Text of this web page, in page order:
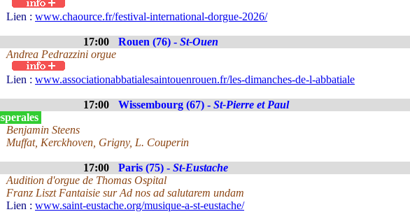
Lien : www.chaource.fr/festival-international-dorgue-2026/
17:00 Rouen (76) - St-Ouen
Andrea Pedrazzini orgue
Lien : www.associationabbatialesaintouenrouen.fr/les-dimanches-de-l-abbatiale
17:00 Wissembourg (67) - St-Pierre et Paul
Benjamin Steens
Muffat, Kerckhoven, Grigny, L. Couperin
17:00 Paris (75) - St-Eustache
Audition d'orgue de Thomas Ospital
Franz Liszt Fantaisie sur Ad nos ad salutarem undam
Lien : www.saint-eustache.org/musique-a-st-eustache/